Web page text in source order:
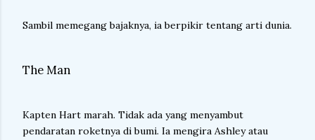
Sambil memegang bajaknya, ia berpikir tentang arti dunia.
The Man
Kapten Hart marah. Tidak ada yang menyambut
pendaratan roketnya di bumi. Ia mengira Ashley atau